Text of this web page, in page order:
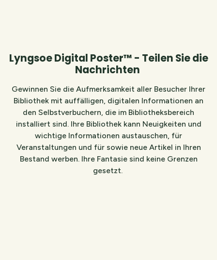
Lyngsoe Digital Poster™ - Teilen Sie die
Nachrichten
Gewinnen Sie die Aufmerksamkeit aller Besucher Ihrer
Bibliothek mit auffälligen, digitalen Informationen an
den Selbstverbuchern, die im Bibliotheksbereich
installiert sind. Ihre Bibliothek kann Neuigkeiten und
wichtige Informationen austauschen, für
Veranstaltungen und für sowie neue Artikel in Ihren
Bestand werben. Ihre Fantasie sind keine Grenzen
gesetzt.